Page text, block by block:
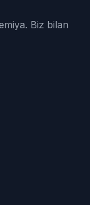
Biz bilan